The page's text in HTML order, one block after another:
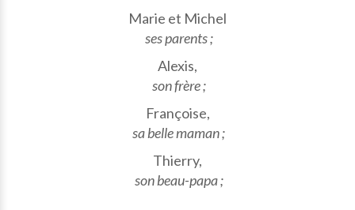
Marie et Michel
ses parents ;
Alexis,
son frère ;
Françoise,
sa belle maman ;
Thierry,
son beau-papa ;